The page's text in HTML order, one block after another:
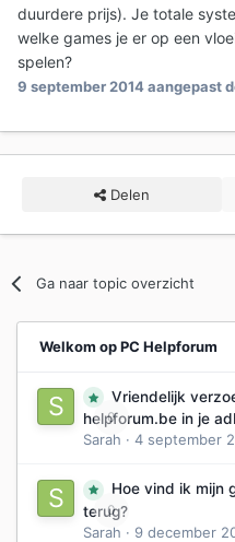
duurdere prijs). Je totale
welke games je er op een
spelen?
9 september 2014aangepast
Delen
Ga naar topic overzicht
Welkom op PC Helpforum
0
Vriendelijk
helpforum.be in je
Sarah · 4 september
0
Hoe vind ik mijn
terug?
Sarah · 9 december